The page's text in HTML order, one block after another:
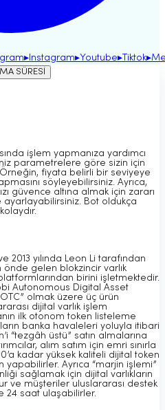
▸ Instagram▸Youtube▸ Tiktok▸
SÜRESİ
işlem yapmanıza yardımcı
parametrelere göre sizin için
fiyata belirli bir seviyeye
söyleyebilirsiniz. Ayrıca,
güvence altına almak için zararı
Bot oldukça
2013 yılında Leon Li tarafından
önde gelen blokzincir varlık
birini işletmektedir.
Autonomous Digital Asset
olmak üzere üç ürün
dijital varlık işlem
ilk otonom token listeleme
banka havaleleri yoluyla itibari
“tezgâh üstü” satın almalarına
alım satım için emri sınırla
kadar yüksek kaliteli dijital token
Ayrıca “marjin işlemi”
sağlamak için dijital varlıkların
ve müşteriler uluslararası destek
24 saat ulaşabilirler.